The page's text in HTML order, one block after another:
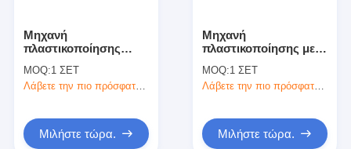
Μηχανή
πλαστικοποίησης
φιλμ υψηλής αξίας
MOQ:1 ΣΕΤ
Λάβετε την πιο πρόσφατη τιμή
Μιλήστε τώρα.
Μηχανή
πλαστικοποίησης με
ταινίας υψηλής αξίας
MOQ:1 ΣΕΤ
Μιλήστε τώρα.